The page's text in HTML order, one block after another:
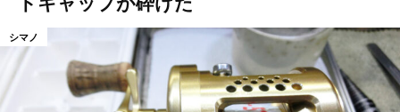
シマノ